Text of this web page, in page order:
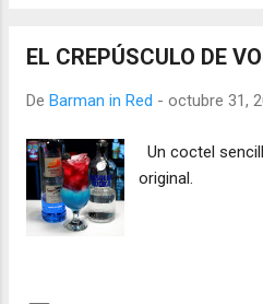
EL CREPÚSCULO DE
De Barman in Red - octubre 31,
Un coctel
original.